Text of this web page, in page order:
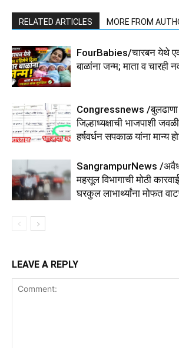
RELATED ARTICLES MORE FROM
FourBabies/चारबन येथे
बाळांना जन्म; माता व चारही
Congressnews /बुलढाणा
जिल्हाध्यक्षाची भाजपाशी
हर्षवर्धन सपकाळ यांना मान्य
SangrampurNews /अवैध
महसूल विभागाची मोठी
घरकुल लाभार्थ्यांना मोफत
LEAVE A REPLY